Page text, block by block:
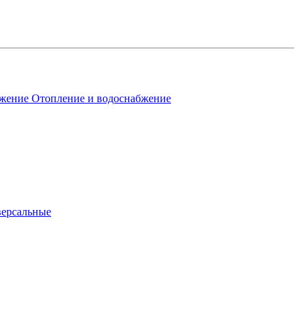
Отопление и водоснабжение